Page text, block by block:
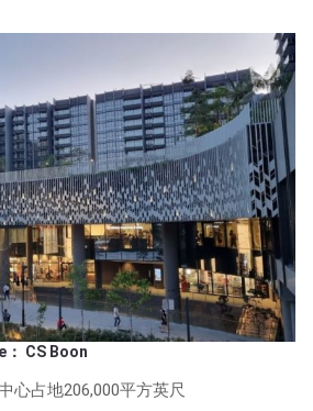
CS Boon
心占地206,000平方英尺